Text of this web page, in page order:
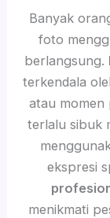
Banyak
foto
berlangsung.
terkendala
atau momen
terlalu sibuk
ekspresi
menikmati